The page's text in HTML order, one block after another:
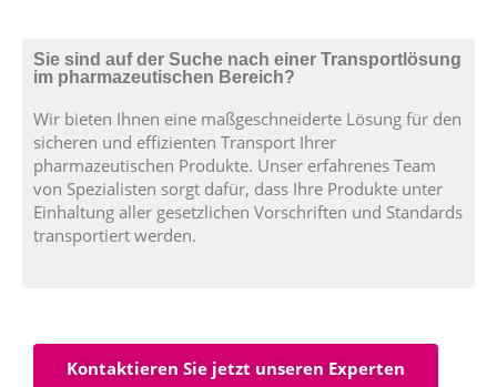
Sie sind auf der Suche nach einer Transportlösung
im pharmazeutischen Bereich?
Wir bieten Ihnen eine maßgeschneiderte Lösung für den
sicheren und effizienten Transport Ihrer
pharmazeutischen Produkte. Unser erfahrenes Team
von Spezialisten sorgt dafür, dass Ihre Produkte unter
Einhaltung aller gesetzlichen Vorschriften und Standards
transportiert werden.
Kontaktieren Sie jetzt unseren Experten